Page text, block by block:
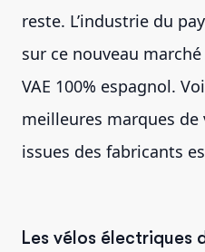
reste. L’industrie du
sur ce nouveau
VAE 100% espagnol.
meilleures marques de
issues des fabricants
Les vélos électriques